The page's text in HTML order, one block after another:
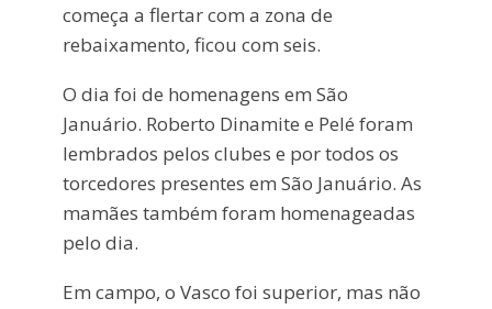
começa a flertar com a zona de
rebaixamento, ficou com seis.
O dia foi de homenagens em São
Januário. Roberto Dinamite e Pelé foram
lembrados pelos clubes e por todos os
torcedores presentes em São Januário. As
mamães também foram homenageadas
pelo dia.
Em campo, o Vasco foi superior, mas não